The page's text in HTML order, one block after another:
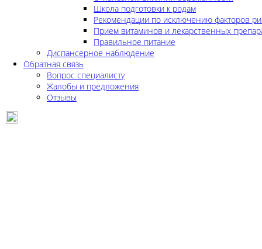
Школа подготовки к родам
Рекомендации по исключению факторов
Прием витаминов и лекарственных
Правильное питание
Диспансерное наблюдение
Обратная связь
Вопрос специалисту
Жалобы и предложения
Отзывы